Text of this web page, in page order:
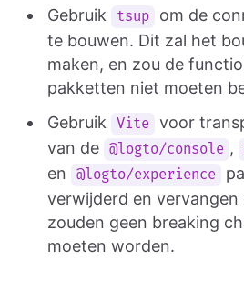
Gebruik tsup
om de
te bouwen. Dit zal het
maken, en zou de
pakketten niet moeten
Gebruik
Vite voor
van de @logto/console ,
en @logto/experience
verwijderd en vervangen
zouden geen breaking
moeten worden.